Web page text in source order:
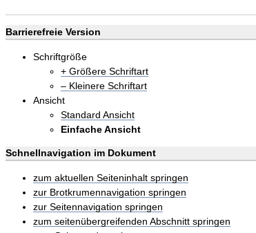
Barrierefreie Version
Schriftgröße
+ Größere Schriftart
– Kleinere Schriftart
Ansicht
Standard Ansicht
Einfache Ansicht
Schnellnavigation im Dokument
zum aktuellen Seiteninhalt springen
zur Brotkrumennavigation springen
zur Seitennavigation springen
zum seitenübergreifenden Abschnitt springen